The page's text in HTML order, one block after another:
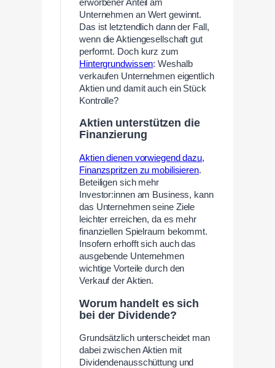
erworbener Anteil am
Unternehmen an Wert gewinnt.
Das ist letztendlich dann der Fall,
wenn die Aktiengesellschaft gut
performt. Doch kurz zum
Hintergrundwissen: Weshalb
verkaufen Unternehmen eigentlich
Aktien und damit auch ein Stück
Kontrolle?
Aktien unterstützen die
Finanzierung
Aktien dienen vorwiegend dazu,
Finanzspritzen zu mobilisieren.
Beteiligen sich mehr
Investor:innen am Business, kann
das Unternehmen seine Ziele
leichter erreichen, da es mehr
finanziellen Spielraum bekommt.
Insofern erhofft sich auch das
ausgebende Unternehmen
wichtige Vorteile durch den
Verkauf der Aktien.
Worum handelt es sich
bei der Dividende?
Grundsätzlich unterscheidet man
dabei zwischen Aktien mit
Dividendenausschüttung und